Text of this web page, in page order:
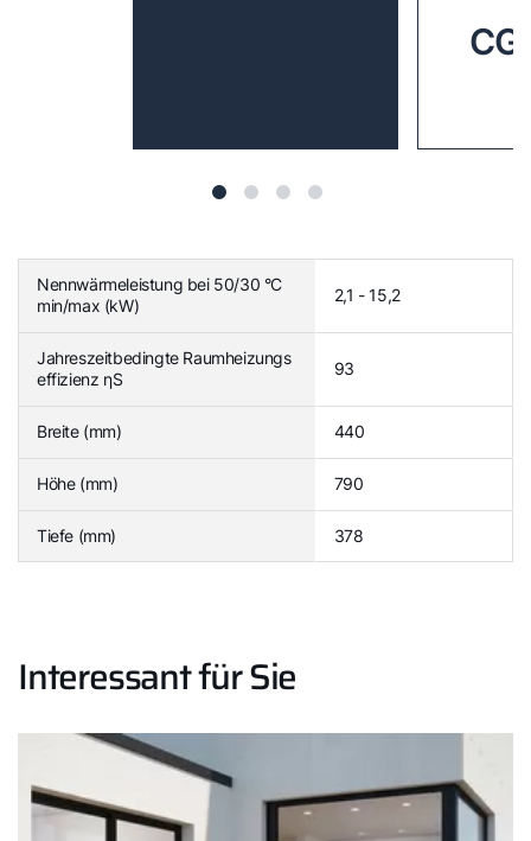
Nennwärmeleistung bei 50/30 °C
min/max (kW)
2,1 - 15,2
Jahreszeitbedingte Raumheizungs
effizienz ηS
93
Breite (mm) 440
Höhe (mm) 790
Tiefe (mm) 378
Interessant für Sie